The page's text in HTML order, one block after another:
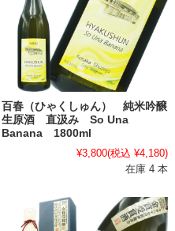
百春（ひゃくしゅん） 純米吟醸
生原酒 直汲み So Una
Banana 1800ml
¥3,800(税込 ¥4,180)
在庫 4 本